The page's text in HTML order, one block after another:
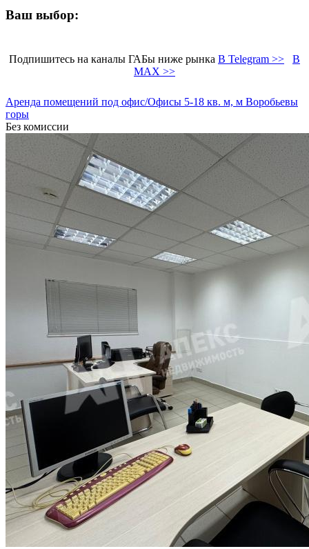
Ваш выбор:
Подпишитесь на каналы ГАБы ниже рынка В Telegram >>
В
MAX >>
Аренда помещений под офис/Офисы 5-18 кв. м, м Воробьевы
горы
Без комиссии